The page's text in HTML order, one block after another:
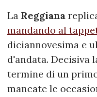
La Reggiana
mandando al
diciannovesima e
d'andata. Decisiva
termine di un
mancate le